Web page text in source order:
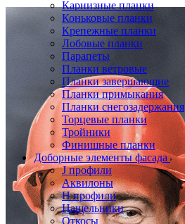
Карнизные планки
Коньковые планки
Крепежные планки
Лобовые планки
Парапеты
Планки ветровые
Планки завершающие
Планки примыкания
Планки снегозадержания
Торцевые планки
Тройники
Финишные планки
Доборные элементы фасада
J профили
Аквилоны
Н профили
Нащельники
Откосы